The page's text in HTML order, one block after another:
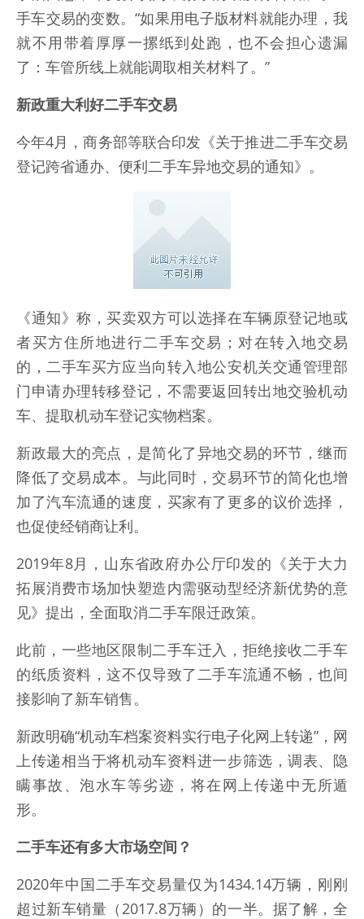
手车交易的变数。“如果用电子版材料就能办理，我
就不用带着厚厚一摞纸到处跑，也不会担心遗漏
了：车管所线上就能调取相关材料了。”
新政重大利好二手车交易
今年4月，商务部等联合印发《关于推进二手车交易
登记跨省通办、便利二手车异地交易的通知》。
《通知》称，买卖双方可以选择在车辆原登记地或
者买方住所地进行二手车交易；对在转入地交易
的，二手车买方应当向转入地公安机关交通管理部
门申请办理转移登记，不需要返回转出地交验机动
车、提取机动车登记实物档案。
新政最大的亮点，是简化了异地交易的环节，继而
降低了交易成本。与此同时，交易环节的简化也增
加了汽车流通的速度，买家有了更多的议价选择，
也促使经销商让利。
2019年8月，山东省政府办公厅印发的《关于大力
拓展消费市场加快塑造内需驱动型经济新优势的意
见》提出，全面取消二手车限迁政策。
此前，一些地区限制二手车迁入，拒绝接收二手车
的纸质资料，这不仅导致了二手车流通不畅，也间
接影响了新车销售。
新政明确“机动车档案资料实行电子化网上转递”，网
上传递相当于将机动车资料进一步筛选，调表、隐
瞒事故、泡水车等劣迹，将在网上传递中无所遁
形。
二手车还有多大市场空间？
2020年中国二手车交易量仅为1434.14万辆，刚刚
超过新车销量（2017.8万辆）的一半。据了解，全